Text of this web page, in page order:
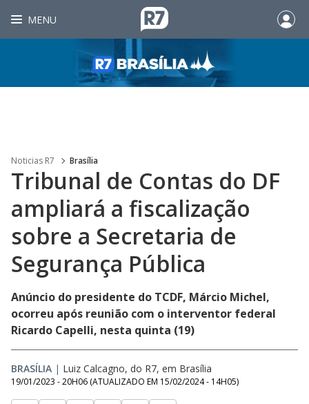
MENU
Noticias R7 Brasília
Tribunal de Contas do DF
ampliará a fiscalização
sobre a Secretaria de
Segurança Pública
Anúncio do presidente do TCDF, Márcio Michel,
ocorreu após reunião com o interventor federal
Ricardo Capelli, nesta quinta (19)
BRASÍLIA | Luiz Calcagno, do R7, em Brasília
19/01/2023 - 20H06 (ATUALIZADO EM 15/02/2024 - 14H05)